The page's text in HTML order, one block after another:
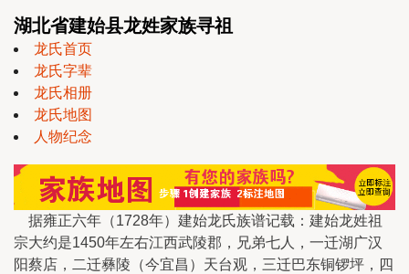
湖北省建始县龙姓家族寻祖
龙氏首页
龙氏字辈
龙氏相册
龙氏地图
人物纪念
据雍正六年（1728年）建始龙氏族谱记载：建始龙姓祖
宗大约是1450年左右江西武陵郡，兄弟七人，一迁湖广汉
阳蔡店，二迁彝陵（今宜昌）天台观，三迁巴东铜锣坪，四